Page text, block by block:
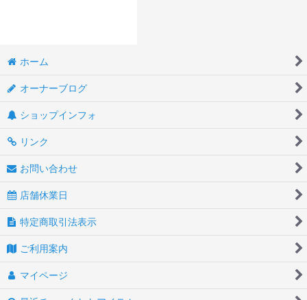
ホーム
オーナーブログ
ショップインフォ
リンク
お問い合わせ
店舗休業日
特定商取引法表示
ご利用案内
マイページ